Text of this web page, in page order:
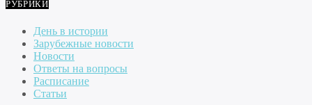
РУБРИКИ
День в истории
Зарубежные новости
Новости
Ответы на вопросы
Расписание
Статьи